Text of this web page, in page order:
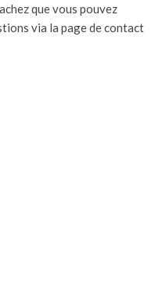
que vous pouvez
via la page de contact